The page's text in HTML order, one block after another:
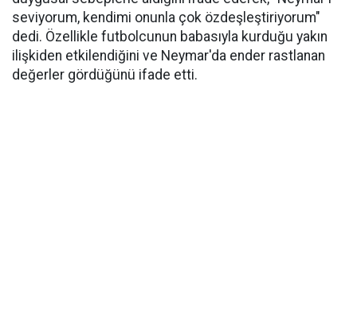
seviyorum, kendimi onunla çok özdeşleştiriyorum"
dedi. Özellikle futbolcunun babasıyla kurduğu yakın
ilişkiden etkilendiğini ve Neymar'da ender rastlanan
değerler gördüğünü ifade etti.